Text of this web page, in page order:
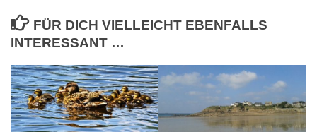
FÜR DICH VIELLEICHT EBENFALLS
INTERESSANT …